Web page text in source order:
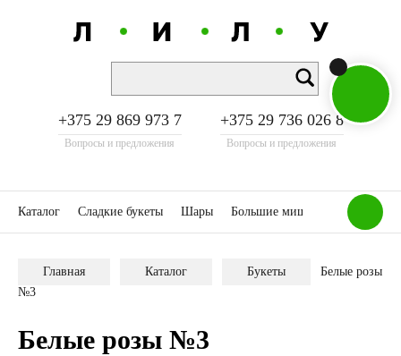
+375 29 869 973 7
Вопросы и предложения
+375 29 736 026 8
Вопросы и предложения
Каталог Сладкие букеты Шары Большие мишки Акции
Главная Каталог Букеты
Белые розы
№3
Белые розы №3